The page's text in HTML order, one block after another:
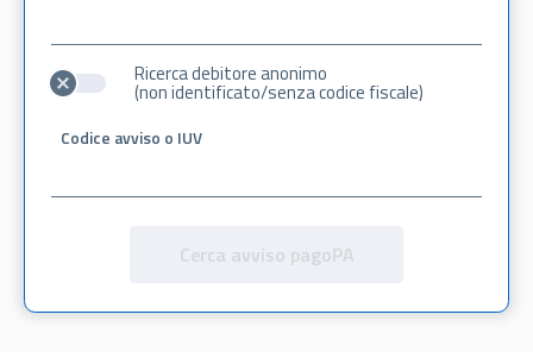
Ricerca debitore anonimo
(non identificato/senza codice fiscale)
Codice avviso o IUV
Cerca avviso pagoPA